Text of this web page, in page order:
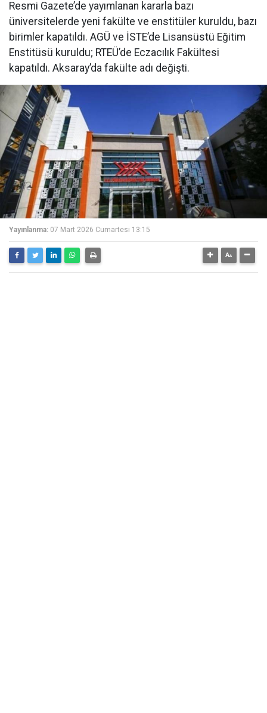
Resmi Gazete’de yayımlanan kararla bazı
üniversitelerde yeni fakülte ve enstitüler kuruldu, bazı
birimler kapatıldı. AGÜ ve İSTE’de Lisansüstü Eğitim
Enstitüsü kuruldu; RTEÜ’de Eczacılık Fakültesi
kapatıldı. Aksaray’da fakülte adı değişti.
Yayınlanma: 07 Mart 2026 Cumartesi 13:15